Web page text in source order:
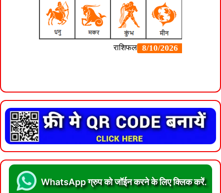
WhatsApp ग्रुप को जॉईन करने के लिए क्लिक करें.